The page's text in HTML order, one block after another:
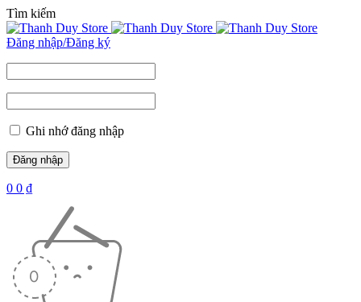
Tìm kiếm
Đăng nhập/Đăng ký
Ghi nhớ đăng nhập
0 0 ₫